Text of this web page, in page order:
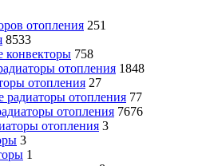
отопления 251
8533
конвекторы 758
отопления 1848
отопления 27
радиаторы отопления 77
отопления 7676
отопления 3
3
1